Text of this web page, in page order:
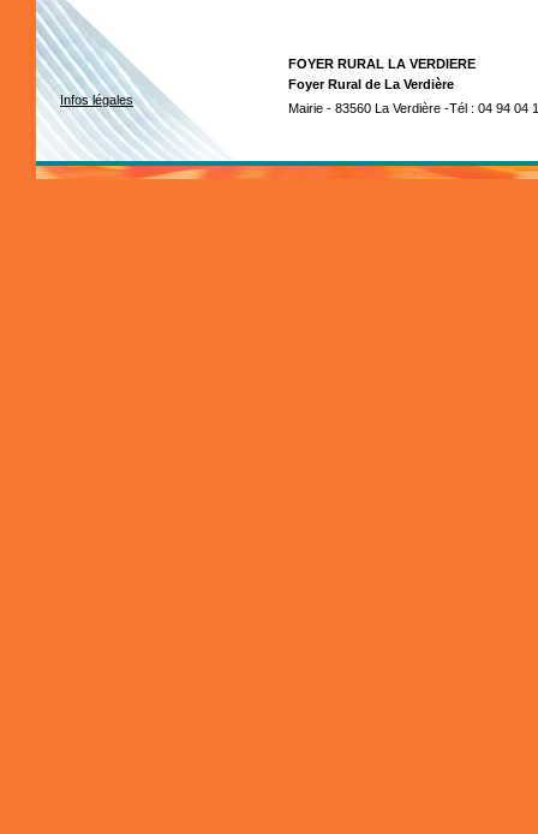
Infos légales
FOYER RURAL LA VERDIERE
Foyer Rural de La Verdière
Mairie - 83560 La Verdière -Tél : 04 94 04